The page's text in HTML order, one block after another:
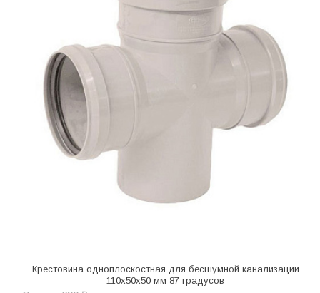
Крестовина одноплоскостная для бесшумной канализации
110х50х50 мм 87 градусов